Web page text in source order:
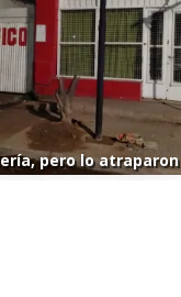
pero lo atraparon